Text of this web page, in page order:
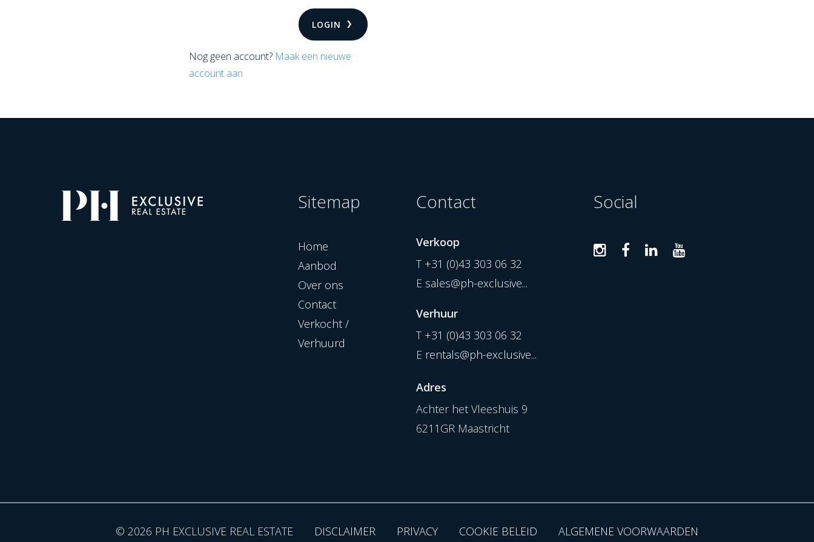
LOGIN
Nog geen account? Maak een nieuwe
account aan
Sitemap
Home
Aanbod
Over ons
Contact
Verkocht /
Verhuurd
Contact
Verkoop
T +31 (0)43 303 06 32
E sales@ph-exclusive...
Verhuur
T +31 (0)43 303 06 32
E rentals@ph-exclusive...
Adres
Achter het Vleeshuis 9
6211GR Maastricht
Social
© 2026 PH EXCLUSIVE REAL ESTATE DISCLAIMER PRIVACY COOKIE BELEID ALGEMENE VOORWAARDEN